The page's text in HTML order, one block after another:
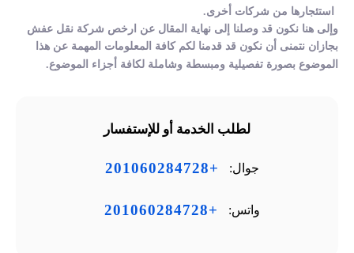
استئجارها من شركات أخرى.
وإلى هنا نكون قد وصلنا إلى نهاية المقال عن ارخص شركة نقل عفش
بجازان نتمنى أن نكون قد قدمنا لكم كافة المعلومات المهمة عن هذا
الموضوع بصورة تفصيلية ومبسطة وشاملة لكافة أجزاء الموضوع.
لطلب الخدمة أو للإستفسار
جوال: +201060284728
واتس: +201060284728